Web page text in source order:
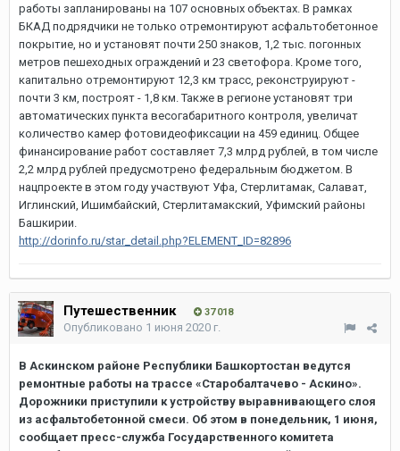
работы запланированы на 107 основных объектах. В рамках
БКАД подрядчики не только отремонтируют асфальтобетонное
покрытие, но и установят почти 250 знаков, 1,2 тыс. погонных
метров пешеходных ограждений и 23 светофора. Кроме того,
капитально отремонтируют 12,3 км трасс, реконструируют -
почти 3 км, построят - 1,8 км. Также в регионе установят три
автоматических пункта весогабаритного контроля, увеличат
количество камер фотовидеофиксации на 459 единиц. Общее
финансирование работ составляет 7,3 млрд рублей, в том числе
2,2 млрд рублей предусмотрено федеральным бюджетом. В
нацпроекте в этом году участвуют Уфа, Стерлитамак, Салават,
Иглинский, Ишимбайский, Стерлитамакский, Уфимский районы
Башкирии.
http://dorinfo.ru/star_detail.php?ELEMENT_ID=82896
Путешественник 37 018
Опубликовано 1 июня 2020 г.
В Аскинском районе Республики Башкортостан ведутся
ремонтные работы на трассе «Старобалтачево - Аскино».
Дорожники приступили к устройству выравнивающего слоя
из асфальтобетонной смеси. Об этом в понедельник, 1 июня,
сообщает пресс-служба Государственного комитета